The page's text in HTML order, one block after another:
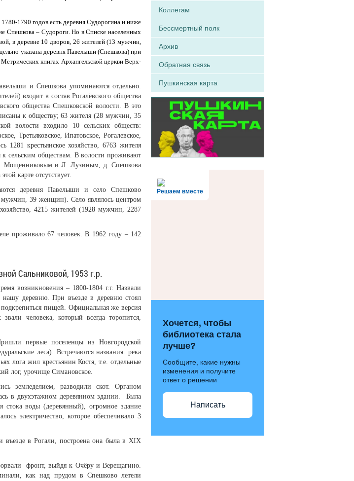
1790 годов есть деревня Судорогина и ниже
Спешкова – Судороги. Но в Списке населенных
в деревне 10 дворов, 26 жителей (13 мужчин,
указана деревня Павелыши (Спешкова) при
книгах Архангельской церкви Верх-
и Спешкова упоминаются отдельно.
входит в состав Рогалёвского общества
общества Спешковской волости. В это
к обществу; 63 жителя (28 мужчин, 35
волости входило 10 сельских обществ:
Третьяковское, Ипатовское, Рогалевское,
крестьянское хозяйство, 6763 жителя
сельским обществам. В волости проживают
Мощенниковым и Л. Лузиным, д. Спешкова
карте отсутствует.
деревня Павелыши и село Спешково
39 женщин). Село являлось центром
4215 жителей (1928 мужчин, 2287
проживало 67 человек. В 1962 году – 142
Сальниковой, 1953 г.р.
возникновения – 1800-1804 г.г. Назвали
деревню. При въезде в деревню стоял
пищей. Официальная же версия
человека, который всегда торопится,
первые поселенцы из Новгородской
леса). Встречаются названия: река
лога жил крестьянин Костя, т.е. отдельные
лог, урочище Симановское.
земледелием, разводили скот. Органом
в двухэтажном деревянном здании. Была
стока воды (деревянный), огромное здание
электричество, которое обеспечивало 3
в Рогали, построена она была в XIX
фронт, выйдя к Очёру и Верещагино.
как над прудом в Спешково летели
Коллегам
Бессмертный полк
Архив
Обратная связь
Пушкинская карта
Решаем вместе
Хочется, чтобы
библиотека стала
лучше?
Сообщите, какие нужны
изменения и получите
ответ о решении
Написать